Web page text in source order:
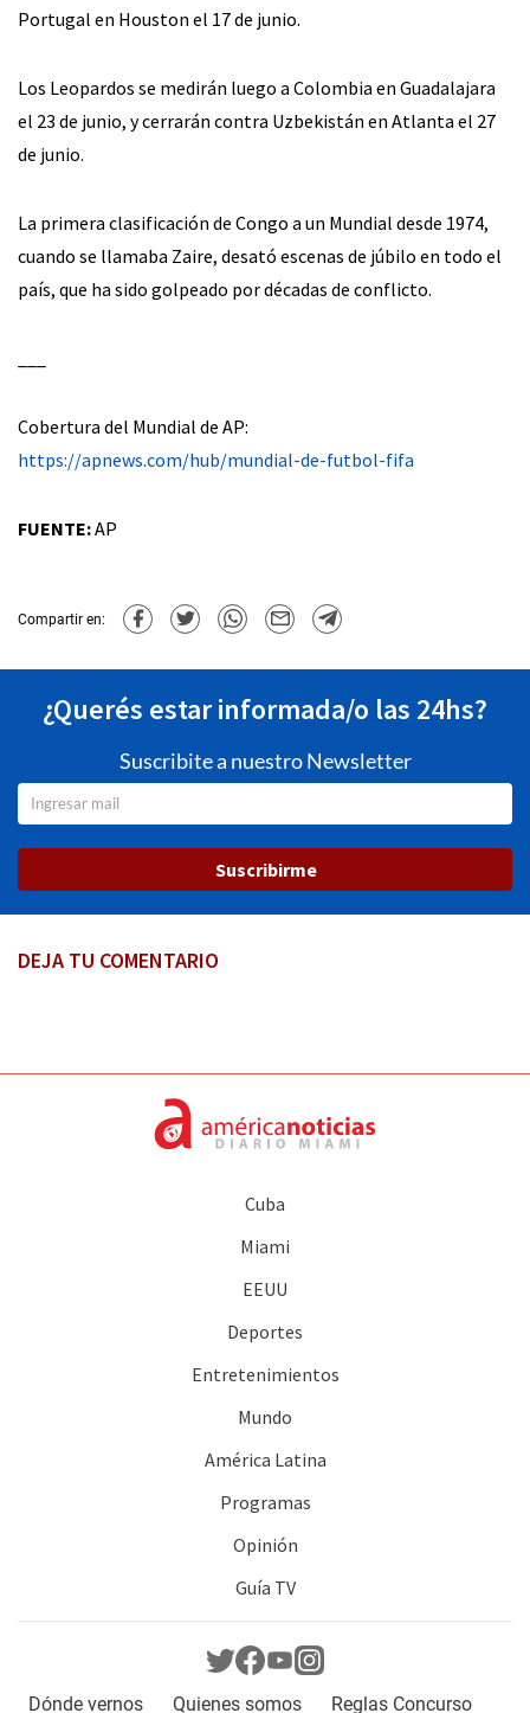
Portugal en Houston el 17 de junio.
Los Leopardos se medirán luego a Colombia en Guadalajara
el 23 de junio, y cerrarán contra Uzbekistán en Atlanta el 27
de junio.
La primera clasificación de Congo a un Mundial desde 1974,
cuando se llamaba Zaire, desató escenas de júbilo en todo el
país, que ha sido golpeado por décadas de conflicto.
Cobertura del Mundial de AP:
https://apnews.com/hub/mundial-de-futbol-fifa
FUENTE:AP
Compartir en:
¿Querés estar informada/o las 24hs?
Suscribite a nuestro Newsletter
Suscribirme
DEJA TU COMENTARIO
Cuba
Miami
EEUU
Deportes
Entretenimientos
Mundo
América Latina
Programas
Opinión
Guía TV
Dónde vernos Quienes somos Reglas Concurso